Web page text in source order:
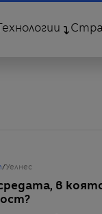
Технологии
/Уелнес
в